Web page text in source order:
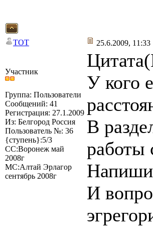
TOT 25.6.2009, 11:33
Участник
Группа: Пользователи
Сообщений: 41
Регистрация: 27.1.2009
Из: Белгород Россия
Пользователь №: 36
{ступень}:5/3
СС:Воронеж май
2008г
МС:Алтай Эрлагор
сентябрь 2008г
У кого
В
работы
И